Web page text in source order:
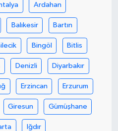
Ardahan
Balıkesir Bartın
Bingöl Bitlis
Denizli Diyarbakır
Erzincan Erzurum
Giresun Gümüşhane
Iğdır